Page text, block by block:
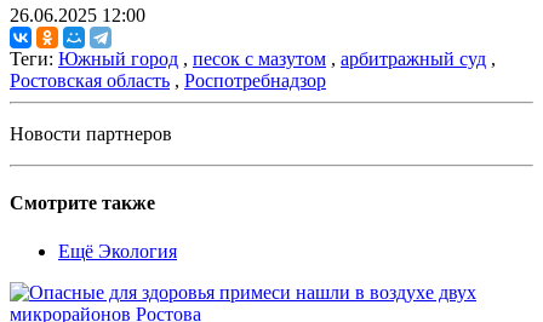
26.06.2025 12:00
Теги: Южный город , песок с мазутом , арбитражный суд ,
Ростовская область , Роспотребнадзор
Новости партнеров
Смотрите также
Ещё Экология